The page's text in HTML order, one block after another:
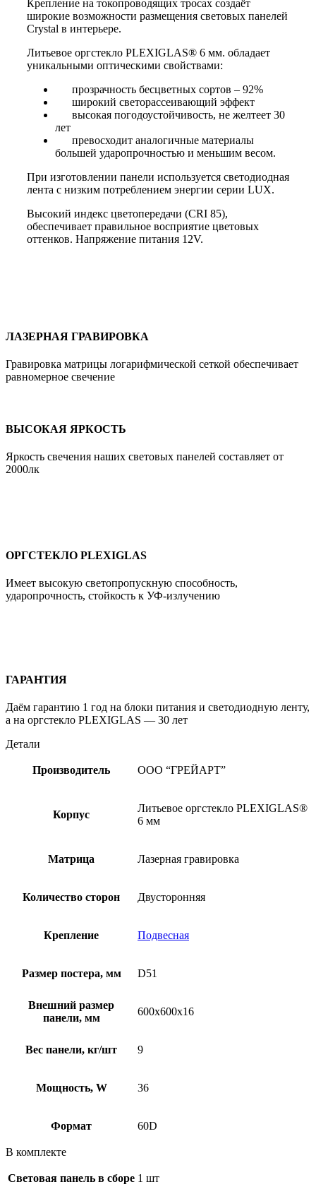
Крепление на токопроводящих тросах создаёт
широкие возможности размещения световых панелей
Crystal в интерьере.
Литьевое оргстекло PLEXIGLAS® 6 мм. обладает
уникальными оптическими свойствами:
прозрачность бесцветных сортов – 92%
широкий светорассеивающий эффект
высокая погодоустойчивость, не желтеет 30
лет
превосходит аналогичные материалы
большей ударопрочностью и меньшим весом.
При изготовлении панели используется светодиодная
лента с низким потреблением энергии серии LUX.
Высокий индекс цветопередачи (CRI 85),
обеспечивает правильное восприятие цветовых
оттенков. Напряжение питания 12V.
ЛАЗЕРНАЯ ГРАВИРОВКА
Гравировка матрицы логарифмической сеткой обеспечивает
равномерное свечение
ВЫСОКАЯ ЯРКОСТЬ
Яркость свечения наших световых панелей составляет от
2000лк
ОРГСТЕКЛО PLEXIGLAS
Имеет высокую cветопропускную способность,
ударопрочность, стойкость к УФ-излучению
ГАРАНТИЯ
Даём гарантию 1 год на блоки питания и светодиодную ленту,
а на оргстекло PLEXIGLAS — 30 лет
Детали
Производитель ООО “ГРЕЙАРТ”
Корпус
Литьевое оргстекло PLEXIGLAS®
6 мм
Матрица Лазерная гравировка
Количество сторон Двусторонняя
Крепление Подвесная
Размер постера, мм D51
Внешний размер
панели, мм
600х600х16
Вес панели, кг/шт 9
Мощность, W 36
Формат 60D
В комплекте
Световая панель в сборе 1 шт